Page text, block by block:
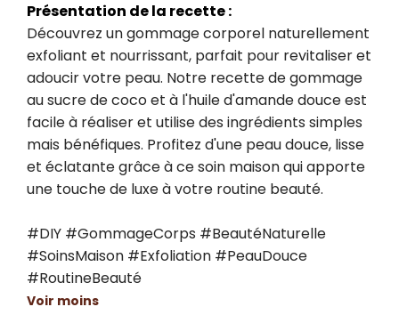
Présentation de la recette :
Découvrez un gommage corporel naturellement
exfoliant et nourrissant, parfait pour revitaliser et
adoucir votre peau. Notre recette de gommage
au sucre de coco et à l'huile d'amande douce est
facile à réaliser et utilise des ingrédients simples
mais bénéfiques. Profitez d'une peau douce, lisse
et éclatante grâce à ce soin maison qui apporte
une touche de luxe à votre routine beauté.
#DIY #GommageCorps #BeautéNaturelle
#SoinsMaison #Exfoliation #PeauDouce
#RoutineBeauté
Voir moins